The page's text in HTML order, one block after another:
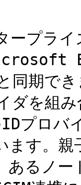
ープラ
同期で
ダを組
プロバ
ます。
あるノ